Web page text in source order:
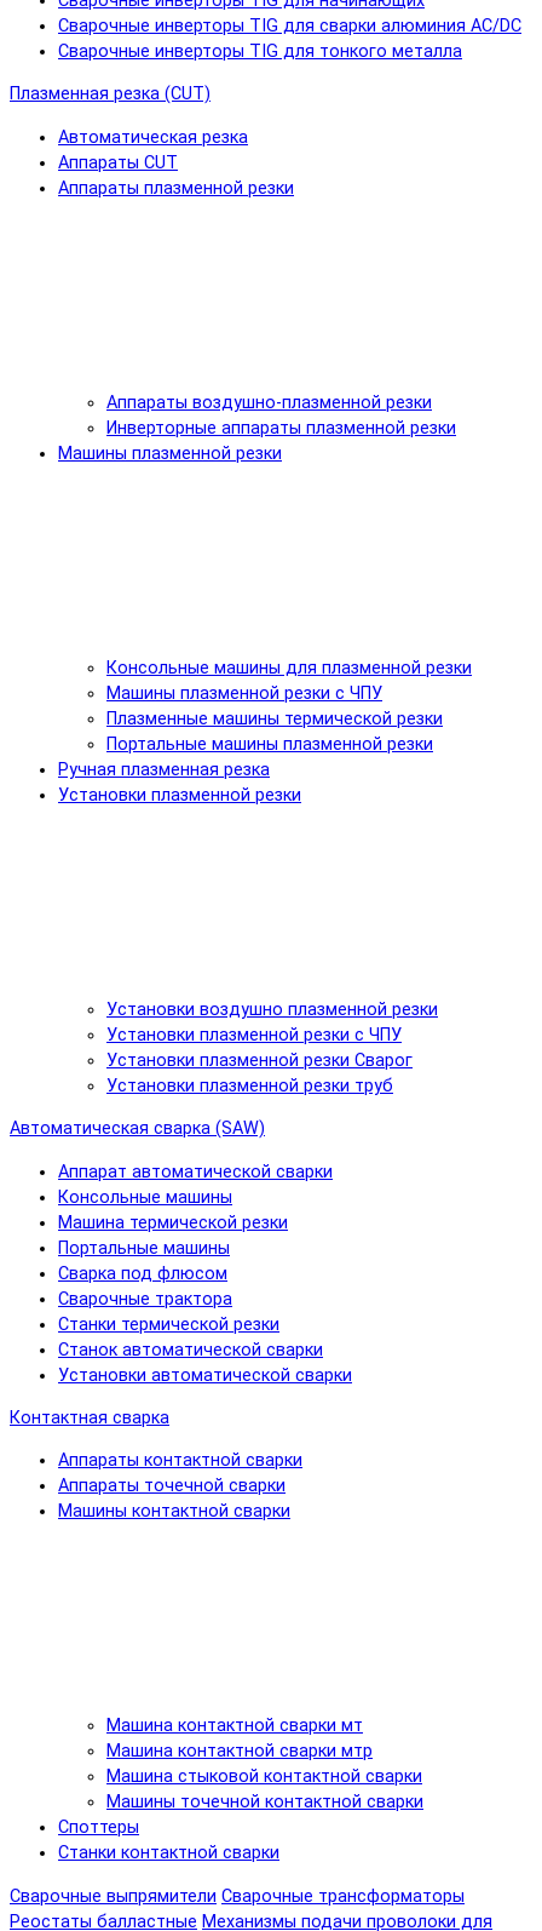
Сварочные инверторы TIG для сварки алюминия AC/DC
Сварочные инверторы TIG для тонкого металла
Плазменная резка (CUT)
Автоматическая резка
Аппараты CUT
Аппараты плазменной резки
Аппараты воздушно-плазменной резки
Инверторные аппараты плазменной резки
Машины плазменной резки
Консольные машины для плазменной резки
Машины плазменной резки с ЧПУ
Плазменные машины термической резки
Портальные машины плазменной резки
Ручная плазменная резка
Установки плазменной резки
Установки воздушно плазменной резки
Установки плазменной резки с ЧПУ
Установки плазменной резки Сварог
Установки плазменной резки труб
Автоматическая сварка (SAW)
Аппарат автоматической сварки
Консольные машины
Машина термической резки
Портальные машины
Сварка под флюсом
Сварочные трактора
Станки термической резки
Станок автоматической сварки
Установки автоматической сварки
Контактная сварка
Аппараты контактной сварки
Аппараты точечной сварки
Машины контактной сварки
Машина контактной сварки мт
Машина контактной сварки мтр
Машина стыковой контактной сварки
Машины точечной контактной сварки
Споттеры
Станки контактной сварки
Сварочные выпрямители Сварочные трансформаторы
Реостаты балластные Механизмы подачи проволоки для